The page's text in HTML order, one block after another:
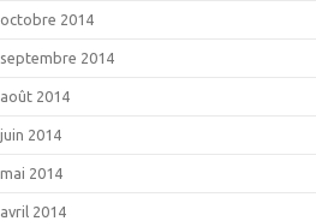
octobre 2014
septembre 2014
août 2014
juin 2014
mai 2014
avril 2014